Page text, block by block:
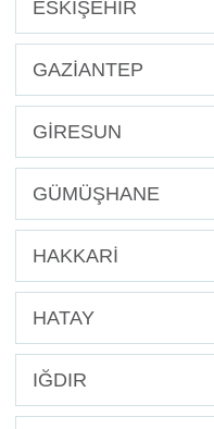
ESKİŞEHİR
GAZİANTEP
GİRESUN
GÜMÜŞHANE
HAKKARİ
HATAY
IĞDIR